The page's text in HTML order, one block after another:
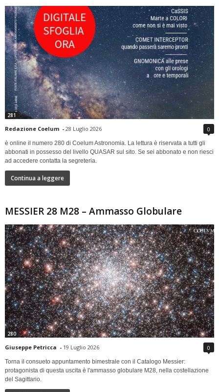
281
Redazione Coelum - 28 Luglio 2026 0
è online il numero 280 di Coelum Astronomia. La lettura è riservata a tutti gli
abbonati in possesso del livello QUASAR sul sito. Se sei abbonato e non riesci
ad accedere contatta la segreteria.
Continua a leggere
MESSIER 28 M28 – Ammasso Globulare
280
Giuseppe Petricca - 19 Luglio 2026 0
Torna il consueto appuntamento bimestrale con il Catalogo Messier:
protagonista di questa uscita è l'ammasso globulare M28, nella costellazione
del Sagittario.